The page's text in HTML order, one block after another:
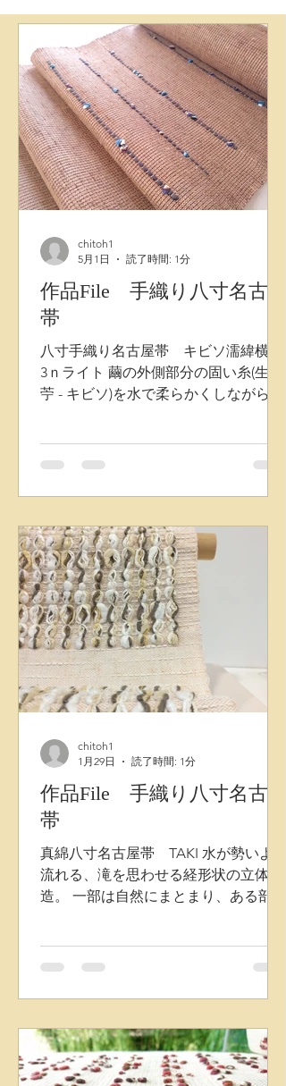
作品File 手織り八寸名古屋
帯
八寸手織り名古屋帯 キビソ濡緯横段
3ｎライト 繭の外側部分の固い糸(生皮
苧 - キビソ)を水で柔らかくしながら織
長くお使いいただけます。 今回発表さ
さを工夫し、よりしなやかな風合いへ
と進化させ、表層のドット形状も控え
めに織りあがりました。 真夏でも軽や
かにモダンな装いをお楽しみいただけ
ます。
chitoh1
5月1日
読了時間: 1分
作品File 手織り八寸名古屋
帯
真綿八寸名古屋帯 TAKI 水が勢いよく
流れる、滝を思わせる経形状の立体構
造。 一部は自然にまとまり、ある部分
より、素材感に変化を持たせて織り上
重なりと立体感を表現しています。 株
式会社千藤 藤田織物 帯
chitoh1
1月29日
読了時間: 1分